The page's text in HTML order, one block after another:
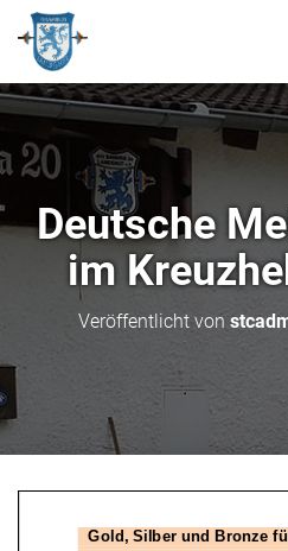
Deutsche
im
Veröffentlicht von